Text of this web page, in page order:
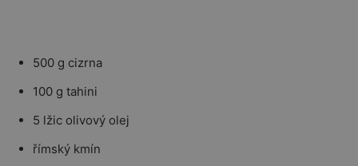
500 g cizrna
100 g tahini
5 lžic olivový olej
římský kmín